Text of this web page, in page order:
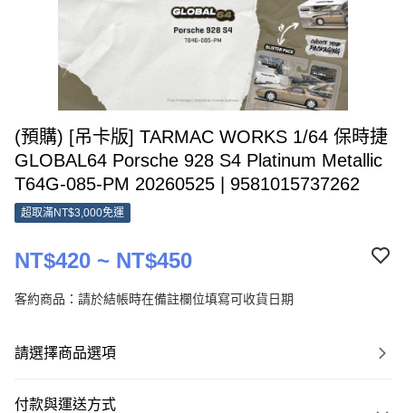
(預購) [吊卡版] TARMAC WORKS 1/64 保時捷
GLOBAL64 Porsche 928 S4 Platinum Metallic
T64G-085-PM 20260525 | 9581015737262
超取滿NT$3,000免運
NT$420 ~ NT$450
客約商品：請於結帳時在備註欄位填寫可收貨日期
請選擇商品選項
付款與運送方式